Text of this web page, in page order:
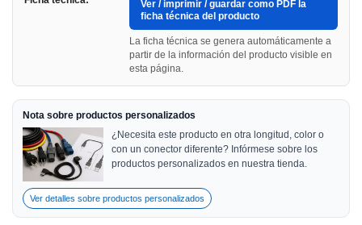
Ver / imprimir / guardar como PDF la
ficha técnica del producto
La ficha técnica se genera automáticamente a
partir de la información del producto visible en
esta página.
Nota sobre productos personalizados
¿Necesita este producto en otra longitud, color o
con un conector diferente? Infórmese sobre los
productos personalizados en nuestra tienda.
Ver detalles sobre productos personalizados